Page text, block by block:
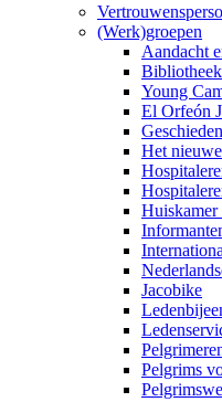
(Werk)groepen
Aandacht
Bibliotheek
Young
El Orfeón
Het
Huiskamer
Jacobike
Pelgrims